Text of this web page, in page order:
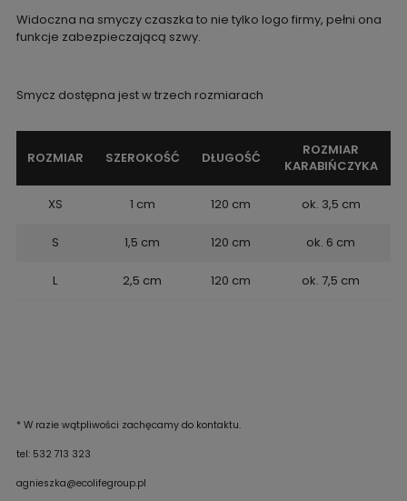
Widoczna na smyczy czaszka to nie tylko logo firmy, pełni ona
funkcje zabezpieczającą szwy.
Smycz dostępna jest w trzech rozmiarach
ROZMIAR SZEROKOŚĆ DŁUGOŚĆ
ROZMIAR
KARABIŃCZYKA
XS 1 cm 120 cm ok. 3,5 cm
S 1,5 cm 120 cm ok. 6 cm
L 2,5 cm 120 cm ok. 7,5 cm
* W razie wątpliwości zachęcamy do kontaktu.
tel: 532 713 323
agnieszka@ecolifegroup.pl